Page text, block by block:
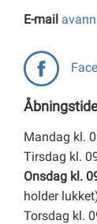
E-mail
Mandag kl.
Tirsdag kl.
Onsdag kl.
holder
Torsdag kl.